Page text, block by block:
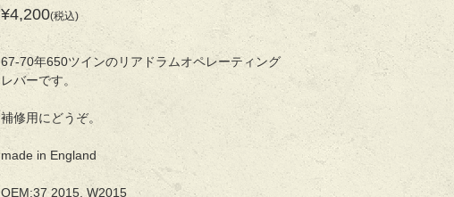
¥4,200(税込)
67-70年650ツインのリアドラムオペレーティング
レバーです。
補修用にどうぞ。
made in England
OEM:37 2015, W2015